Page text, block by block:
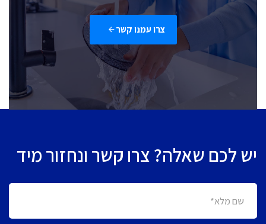
צרו עמנו קשר
יש לכם שאלה? צרו קשר ונחזור מיד